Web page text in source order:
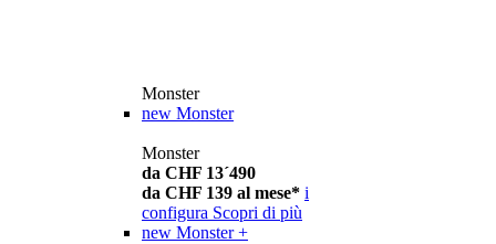
Monster
new Monster
Monster
da CHF 13´490
da CHF 139 al mese* i
configura Scopri di più
new Monster +